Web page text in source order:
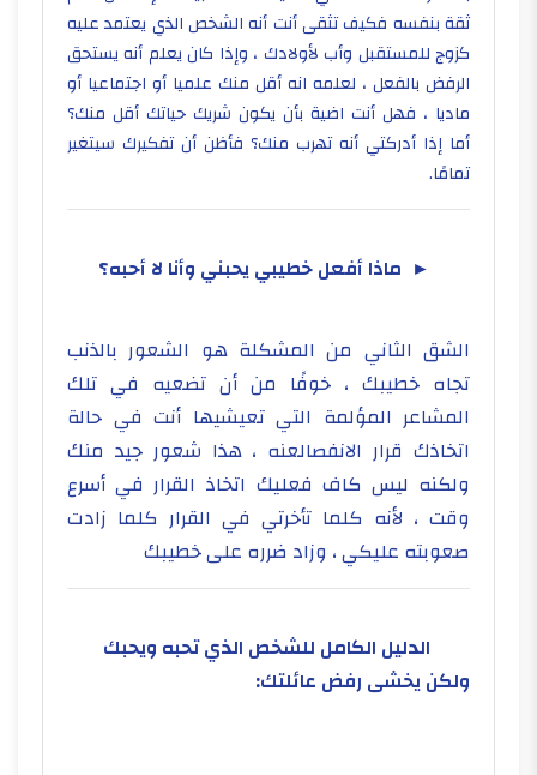
ثقة بنفسه فكيف تثقى أنت أنه الشخص الذي يعتمد عليه
كزوج للمستقبل وأب لأولادك ، وإذا كان يعلم أنه يستحق
الرفض بالفعل ، لعلمه انه أقل منك علميا أو اجتماعيا أو
ماديا ، فهل أنت اضية بأن يكون شريك حياتك أقل منك؟
أما إذا أدركتي أنه تهرب منك؟ فأظن أن تفكيرك سيتغير
تمامًا.
► ماذا أفعل خطيبي يحبني وأنا لا أحبه؟
الشق الثاني من المشكلة هو الشعور بالذنب
تجاه خطيبك ، خوفًا من أن تضعيه في تلك
المشاعر المؤلمة التي تعيشيها أنت في حالة
اتخاذك قرار الانفصالعنه ، هذا شعور جيد منك
ولكنه ليس كاف فعليك اتخاذ القرار في أسرع
وقت ، لأنه كلما تأخرتي في القرار كلما زادت
صعوبته عليكي ، وزاد ضرره على خطيبك
الدليل الكامل للشخص الذي تحبه ويحبك
ولكن يخشى رفض عائلتك: